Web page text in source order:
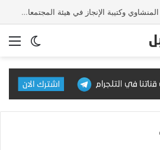
عقول تحب مصر: راندة المنشاوي وكتيبة الإنجاز في هيئة المجتمعات العمرانية
الوضع